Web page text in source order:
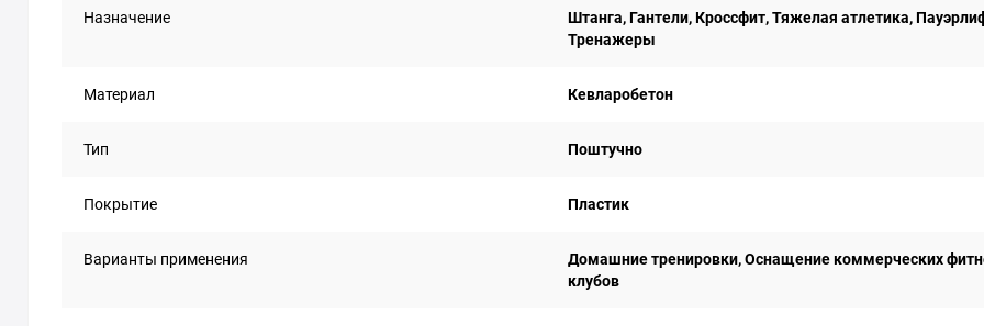
Назначение
Штанга, Гантели, Кроссфит, Тяжелая атлетика,
Тренажеры
Материал Кевларобетон
Тип Поштучно
Покрытие Пластик
Варианты применения
Домашние тренировки, Оснащение коммерческих
клубов